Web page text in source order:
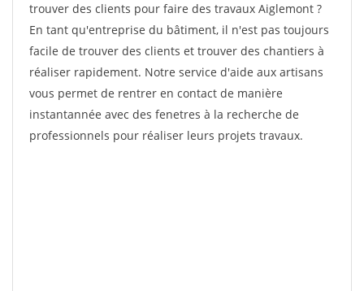
trouver des clients pour faire des travaux Aiglemont ?
En tant qu'entreprise du bâtiment, il n'est pas toujours
facile de trouver des clients et trouver des chantiers à
réaliser rapidement. Notre service d'aide aux artisans
vous permet de rentrer en contact de manière
instantannée avec des fenetres à la recherche de
professionnels pour réaliser leurs projets travaux.